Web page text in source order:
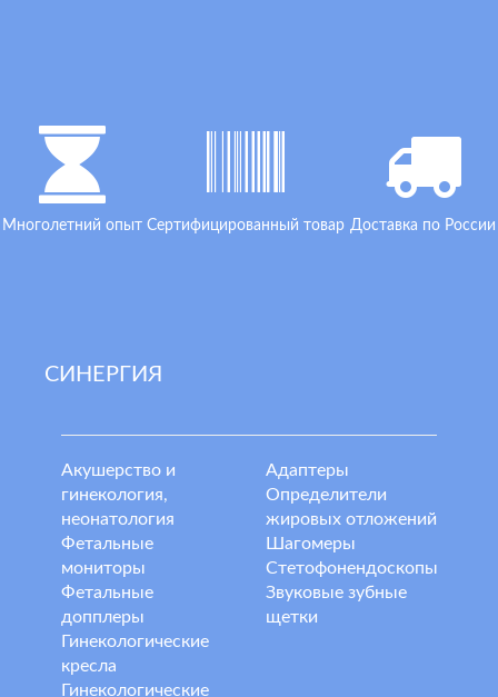
Многолетний опыт Сертифицированный товар Доставка по России
СИНЕРГИЯ
Акушерство и
гинекология,
неонатология
Фетальные
мониторы
Фетальные
допплеры
Гинекологические
кресла
Гинекологические
Адаптеры
Определители
жировых отложений
Шагомеры
Стетофонендоскопы
Звуковые зубные
щетки